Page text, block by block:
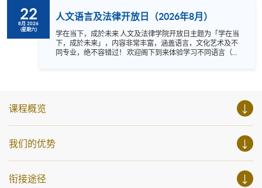
程，通过有趣互动的方式与我们经验丰富的母语老师一起学
习基础西班牙语和一些文化知识吧！¡ Hasta pronto ! 语言 ：
西班牙语及英语 Instagram:
https://www.instagram.com/hkuspace_spanish/ (西班牙语)
Facebook: https://www.facebook.com/hkuspace.spanish/
22
8月 2026
(星期六)
人文语言及法律开放日（2026年8月）
学在当下，成於未来 人文及法律学院开放日主题为「学在当
下，成於未来」，内容非常丰富，涵盖语言，文化艺术及不
同专业，绝不容错过！ 欢迎阁下到来体验学习不同语言（包
坊、体验课堂和丰富资讯讲座。万勿错过是次活动，记得把
图！
课程概览
我们的优势
衔接途径